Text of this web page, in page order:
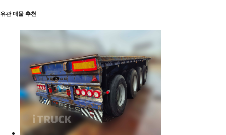
유관 매물 추천